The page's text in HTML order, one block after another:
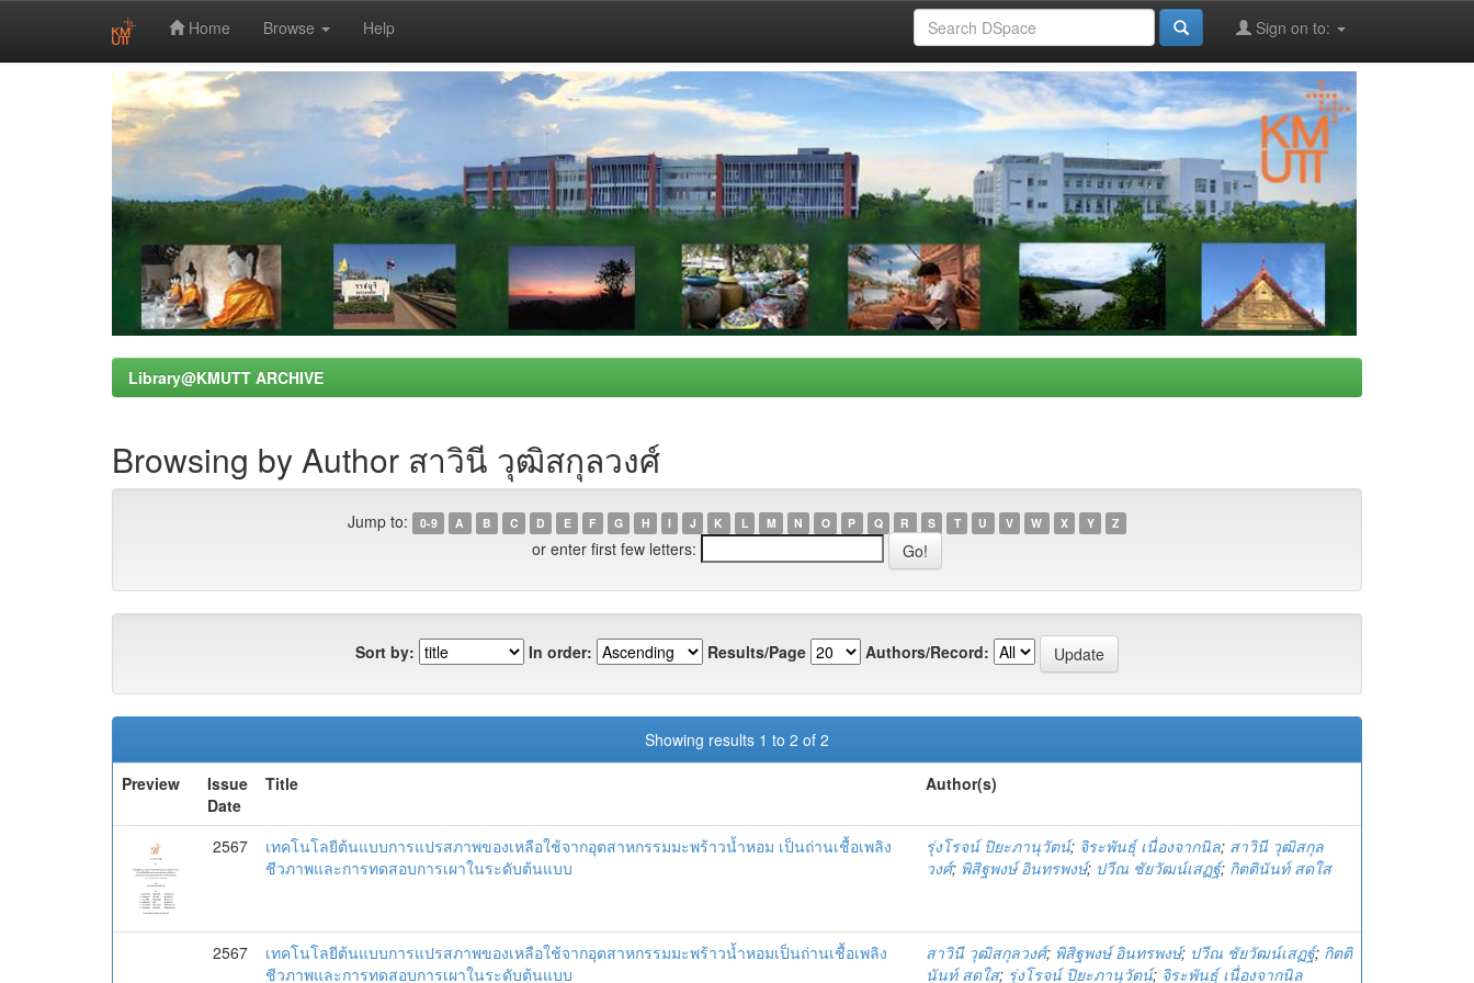
Home Browse Help Sign on to:
Library@KMUTT ARCHIVE
Browsing by Author สาวินี วุฒิสกุลวงศ์
Jump to: 0-9 A B C D E F G H I J K L M N O P Q R S T U V W X Y Z
or enter first few letters:
Sort by: In order: Results/Page Authors/Record:
Showing results 1 to 2 of 2
Preview
Issue
Date
Title Author(s)
2567
เทคโนโลยีต้นแบบการแปรสภาพของเหลือใช้จากอุตสาหกรรมมะพร้าวน้ำหอม เป็นถ่านเชื้อเพลิง
ชีวภาพและการทดสอบการเผาในระดับต้นแบบ
รุ่งโรจน์ ปิยะภานุวัตน์; จิระพันธุ์ เนื่องจากนิล; สาวินี วุฒิสกุล
วงศ์; พิสิฐพงษ์ อินทรพงษ์; ปวีณ ชัยวัฒน์เสฏฐ์; กิตตินันท์ สดใส
2567
เทคโนโลยีต้นแบบการแปรสภาพของเหลือใช้จากอุตสาหกรรมมะพร้าวน้ำหอมเป็นถ่านเชื้อเพลิง
ชีวภาพและการทดสอบการเผาในระดับต้นแบบ
สาวินี วุฒิสกุลวงศ์; พิสิฐพงษ์ อินทรพงษ์; ปวีณ ชัยวัฒน์เสฏฐ์; กิตติ
นันท์ สดใส; รุ่งโรจน์ ปิยะภานุวัตน์; จิระพันธุ์ เนื่องจากนิล